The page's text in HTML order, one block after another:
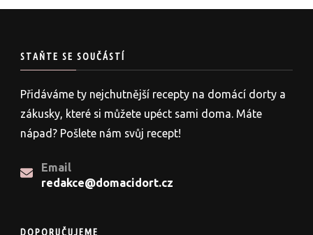
STAŇTE SE SOUČÁSTÍ
Přidáváme ty nejchutnější recepty na domácí dorty a
zákusky, které si můžete upéct sami doma. Máte
nápad? Pošlete nám svůj recept!
Email
redakce@domacidort.cz
DOPORUČUJEME